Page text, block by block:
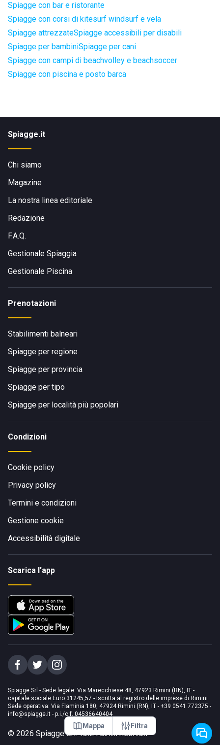
Mappa Filtra
Spiagge con bar e ristorante
Spiagge con corsi di kitesurf windsurf e vela
Spiagge attrezzateSpiagge accessibili per disabili
Spiagge per bambiniSpiagge per cani
Spiagge con campi di beachvolley e beachsoccer
Spiagge con piscina e posto barca
Spiagge.it
Chi siamo
Magazine
La nostra linea editoriale
Redazione
F.A.Q.
Gestionale Spiaggia
Gestionale Piscina
Prenotazioni
Stabilimenti balneari
Spiagge per regione
Spiagge per provincia
Spiagge per tipo
Spiagge per località più popolari
Condizioni
Cookie policy
Privacy policy
Termini e condizioni
Gestione cookie
Accessibilità digitale
Scarica l'app
Spiagge Srl - Sede legale: Via Marecchiese 48, 47923 Rimini (RN), IT -
capitale sociale Euro 31245,57 - Iscritta al registro delle imprese di Rimini
Sede operativa: Via Flaminia 180, 47924 Rimini (RN), IT - +39 0541 772375 -
info@spiagge.it - p.i./c.f. 04536640404
© 2026 Spiagge Srl. Tutti i diritti riservati.